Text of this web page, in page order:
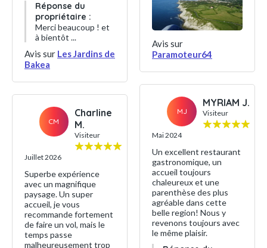
Réponse du
propriétaire :
Merci beaucoup ! et
à bientôt ...
Avis sur Les Jardins de
Bakea
CM
Charline
M.
Visiteur
Juillet 2026
Superbe expérience
avec un magnifique
paysage. Un super
accueil, je vous
recommande fortement
de faire un vol, mais le
temps passe
malheureusement trop
Avis sur
Paramoteur64
MJ
MYRIAM J.
Visiteur
Mai 2024
Un excellent restaurant
gastronomique, un
accueil toujours
chaleureux et une
parenthèse des plus
agréable dans cette
belle region! Nous y
revenons toujours avec
le même plaisir.